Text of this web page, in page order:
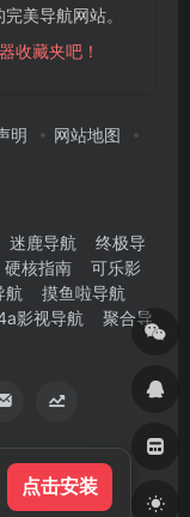
美导航网站。
收藏夹吧！
明
网站地图
迷鹿导航
终极导
硬核指南
可乐影
航
摸鱼啦导航
影视导航
聚合导
号版权所有
点击安装